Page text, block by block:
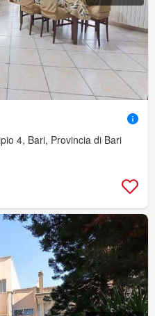
4, Bari, Provincia di Bari